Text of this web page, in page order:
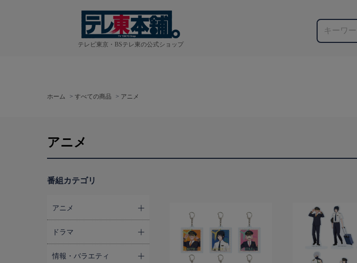
テレビ東京・BSテレ東の公式ショップ
ホーム > すべての商品 > アニメ
番組カテゴリ
アニメ
ドラマ
情報・バラエティ
アニメ